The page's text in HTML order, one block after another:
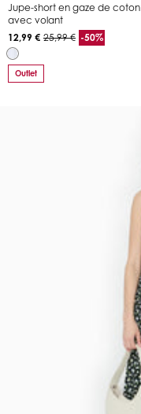
Jupe-short en gaze de coton
avec volant
12,99 € 25,99 € -50%
Outlet